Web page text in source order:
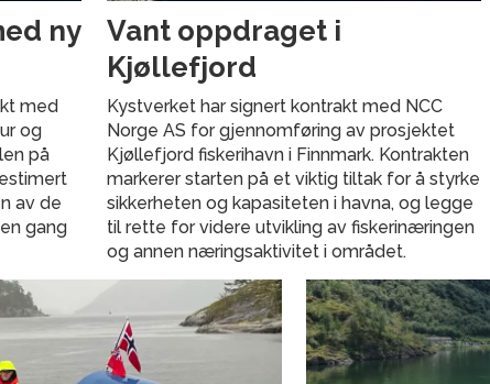
ny
med
og
på
av de
gang
Vant oppdraget i
Kjøllefjord
Kystverket har signert kontrakt med NCC
Norge AS for gjennomføring av prosjektet
Kjøllefjord fiskerihavn i Finnmark. Kontrakten
markerer starten på et viktig tiltak for å styrke
sikkerheten og kapasiteten i havna, og legge
til rette for videre utvikling av fiskerinæringen
og annen næringsaktivitet i området.